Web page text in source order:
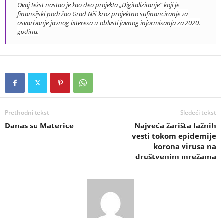
Ovaj tekst nastao je kao deo projekta „Digitaliziranje“ koji je
finansijski podržao Grad Niš kroz projektno sufinanciranje za
osvarivanje javnog interesa u oblasti javnog informisanja za 2020.
godinu.
Prethodni tekst
Danas su Materice
Sledeći tekst
Najveća žarišta lažnih
vesti tokom epidemije
korona virusa na
društvenim mrežama